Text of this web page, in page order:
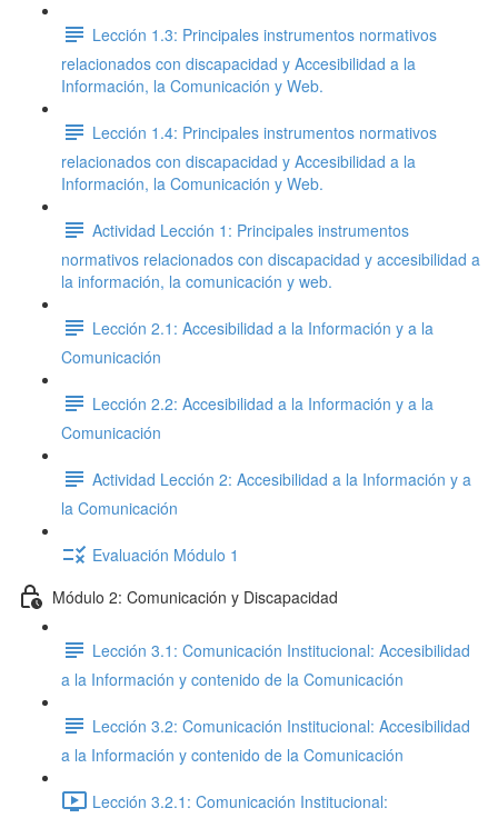
Lección 1.3: Principales instrumentos normativos
relacionados con discapacidad y Accesibilidad a la
Información, la Comunicación y Web.
Lección 1.4: Principales instrumentos normativos
relacionados con discapacidad y Accesibilidad a la
Información, la Comunicación y Web.
Actividad Lección 1: Principales instrumentos
normativos relacionados con discapacidad y accesibilidad a
la información, la comunicación y web.
Lección 2.1: Accesibilidad a la Información y a la
Comunicación
Lección 2.2: Accesibilidad a la Información y a la
Comunicación
Actividad Lección 2: Accesibilidad a la Información y a
la Comunicación
Evaluación Módulo 1
Módulo 2: Comunicación y Discapacidad
Lección 3.1: Comunicación Institucional: Accesibilidad
a la Información y contenido de la Comunicación
Lección 3.2: Comunicación Institucional: Accesibilidad
a la Información y contenido de la Comunicación
Lección 3.2.1: Comunicación Institucional: